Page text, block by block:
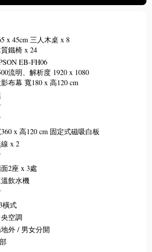
x 45cm 三人木桌 x 8
鐵椅 x 24
EB-FH06
流明、解析度 1920 x 1080
布幕 寬180 x 高120 cm
x 高120 cm 固定式磁吸白板
x 2
2座 x 3處
飲水機
橫式
空調
外 / 男女分開